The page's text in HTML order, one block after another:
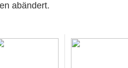
abändert.